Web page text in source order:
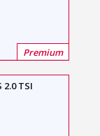
Premium
2.0 TSI